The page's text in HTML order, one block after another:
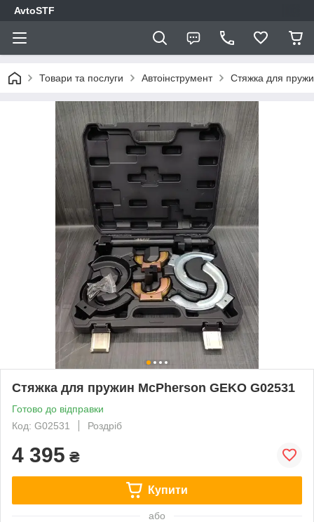
AvtoSTF
Товари та послуги Автоінструмент Стяжка для
Стяжка для пружин McPherson GEKO G02531
Готово до відправки
Код: G02531
Роздріб
4 395 ₴
Купити
або